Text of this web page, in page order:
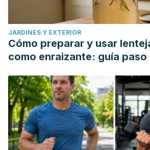
JARDINES Y EXTERIOR
Cómo preparar y usar
como enraizante: guía paso